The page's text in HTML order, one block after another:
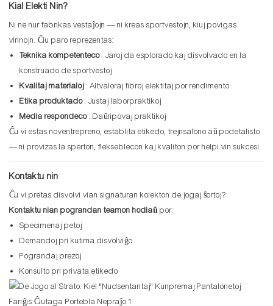
Kial Elekti Nin?
Ni ne nur fabrikas vestaĵojn — ni kreas sportvestojn, kiuj povigas
virinojn. Ĉiu paro reprezentas:
Teknika kompetenteco: Jaroj da esplorado kaj disvolvado en la
konstruado de sportvestoj
Kvalitaj materialoj: Altvaloraj fibroj elektitaj por rendimento
Etika produktado: Justaj laborpraktikoj
Media respondeco: Daŭripovaj praktikoj
Ĉu vi estas noventrepreno, establita etikedo, trejnsalono aŭ podetalisto
— ni provizas la sperton, flekseblecon kaj kvaliton por helpi vin sukcesi.
Kontaktu nin
Ĉu vi pretas disvolvi vian signaturan kolekton de jogaj ŝortoj?
Kontaktu nian pograndan teamon hodiaŭpor:
Specimenaj petoj
Demandoj pri kutima disvolviĝo
Pograndaj prezoj
Konsulto pri privata etikedo